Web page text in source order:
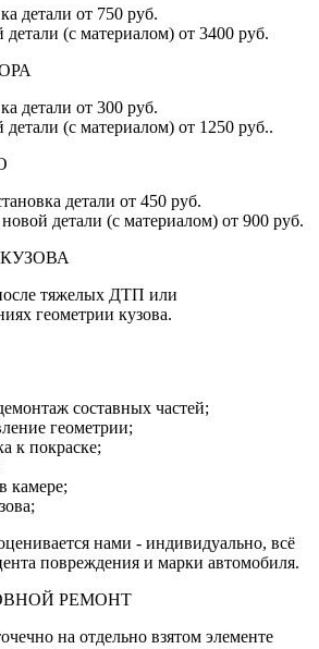
детали от 750 руб.
(с материалом) от 3400 руб.
детали от 300 руб.
(с материалом) от 1250 руб..
детали от 450 руб.
детали (с материалом) от 900 руб.
тяжелых ДТП или
геометрии кузова.
составных частей;
геометрии;
к покраске;
камере;
нами - индивидуально, всё
повреждения и марки автомобиля.
РЕМОНТ
на отдельно взятом элементе